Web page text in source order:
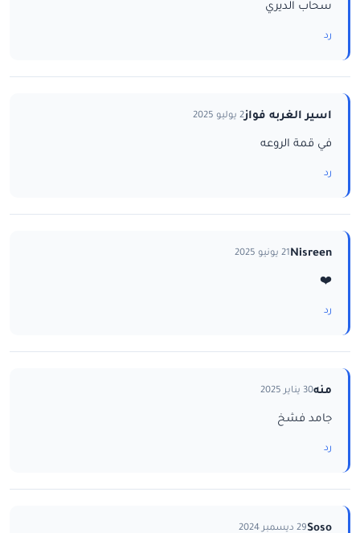
سحاب الديري
رد
اسير الغربه فواز2 يوليو 2025
في قمة الروعه
رد
Nisreen21 يونيو 2025
❤️
رد
منه30 يناير 2025
جامد فشخ
رد
Soso29 ديسمبر 2024